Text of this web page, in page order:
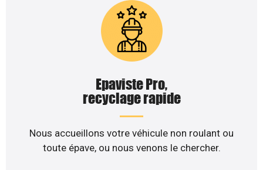
Epaviste Pro,
recyclage rapide
Nous accueillons votre véhicule non roulant ou
toute épave, ou nous venons le chercher.